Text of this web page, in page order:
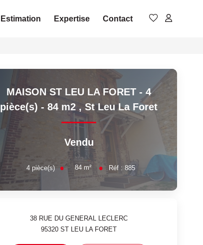
Estimation Expertise Contact
MAISON ST LEU LA FORET - 4
pièce(s) - 84 m2 ,St Leu La Foret
Vendu
4 pièce(s) 84m² Réf :885
38 RUE DU GENERAL LECLERC
95320ST LEU LA FORET